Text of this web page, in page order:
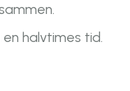
halvtimes tid.